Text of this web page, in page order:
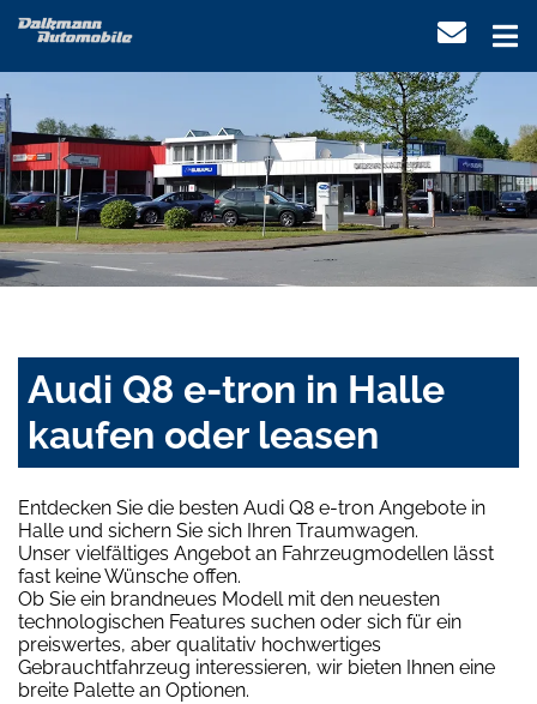
Audi Q8 e-tron in Halle
kaufen oder leasen
Entdecken Sie die besten Audi Q8 e-tron Angebote in
Halle und sichern Sie sich Ihren Traumwagen.
Unser vielfältiges Angebot an Fahrzeugmodellen lässt
fast keine Wünsche offen.
Ob Sie ein brandneues Modell mit den neuesten
technologischen Features suchen oder sich für ein
preiswertes, aber qualitativ hochwertiges
Gebrauchtfahrzeug interessieren, wir bieten Ihnen eine
breite Palette an Optionen.